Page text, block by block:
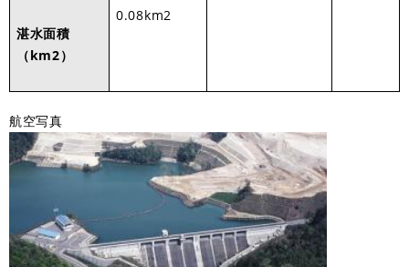
湛水面積
（km2）
0.08km2
航空写真